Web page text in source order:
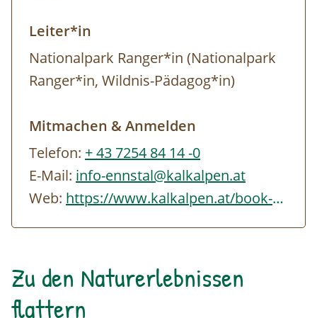
Besucherzentrum
Leiter*in
Nationalpark Ranger*in (Nationalpark
Ranger*in, Wildnis-Pädagog*in)
Mitmachen & Anmelden
Telefon: + 43 7254 84 14 -0
E-Mail: info-ennstal@kalkalpen.at
Web:
https://www.kalkalpen.at/book-a-ranger
Zu den Naturerlebnissen
flattern